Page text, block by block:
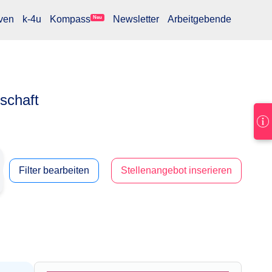
k-4u Kompass Neu Newsletter Arbeitgebende
Filter bearbeiten Stellenangebot inserieren